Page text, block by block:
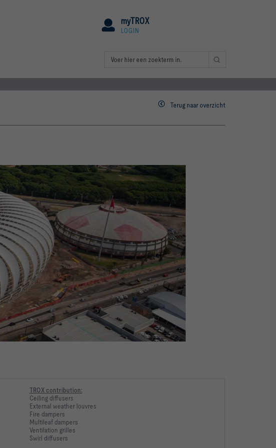
myTROX
LOGIN
Terug naar overzicht
TROX contribution:
Ceiling diffusers
External weather louvres
Fire dampers
Multileaf dampers
Ventilation grilles
Swirl diffusers